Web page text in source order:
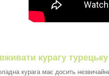
курагу
курага має досить